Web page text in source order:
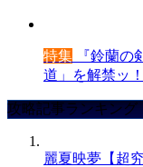
特集 『鈴蘭の
道」を解禁ッ
攻略記事ランキング
麗夏映夢【超